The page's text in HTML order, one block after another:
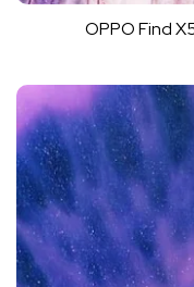
OPPO Find